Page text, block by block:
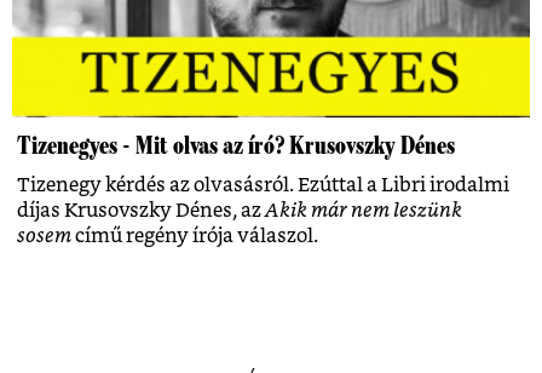
Tizenegyes - Mit olvas az író? Krusovszky Dénes
Tizenegy kérdés az olvasásról. Ezúttal a Libri irodalmi
díjas Krusovszky Dénes, azAkik már nem leszünk
sosemcímű regény írója válaszol.